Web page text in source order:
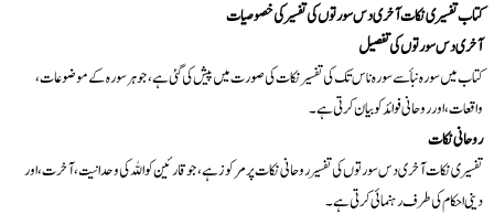
کتاب تفسیری نکات آخری دس سورتوں کی تفسیر کی خصوصیات
آخری دس سورتوں کی تفصیل
کتاب میں سورہ نبأ سے سورہ ناس تک کی تفسیر نکات کی صورت میں پیش کی گئی ہے، جو ہر سورہ کے موضوعات،
واقعات، اور روحانی فوائد کو بیان کرتی ہے۔
روحانی نکات
تفسیری نکات آخری دس سورتوں کی تفسیر روحانی نکات پر مرکوز ہے، جو قارئین کو اللہ کی وحدانیت، آخرت، اور
دینی احکام کی طرف رہنمائی کرتی ہے۔